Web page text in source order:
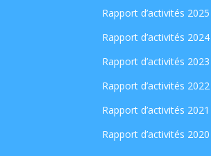
Rapport d’activités 2025
Rapport d’activités 2024
Rapport d’activités 2023
Rapport d’activités 2022
Rapport d’activités 2021
Rapport d’activités 2020